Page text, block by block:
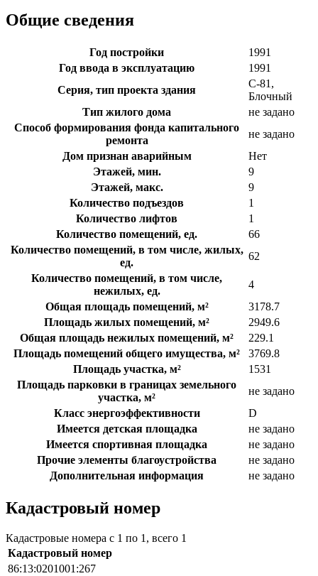
Общие сведения
Год постройки
1991
Год ввода в эксплуатацию
1991
Серия, тип проекта здания
С-81,
Блочный
Тип жилого дома
не задано
Способ формирования фонда капитального
ремонта
не задано
Дом признан аварийным
Нет
Этажей, мин.
9
Этажей, макс.
9
Количество подъездов
1
Количество лифтов
1
Количество помещений, ед.
66
Количество помещений, в том числе, жилых,
ед.
62
Количество помещений, в том числе,
нежилых, ед.
4
Общая площадь помещений, м²
3178.7
Площадь жилых помещений, м²
2949.6
Общая площадь нежилых помещений, м²
229.1
Площадь помещений общего имущества, м²
3769.8
Площадь участка, м²
1531
Площадь парковки в границах земельного
участка, м²
не задано
Класс энергоэффективности
D
Имеется детская площадка
не задано
Имеется спортивная площадка
не задано
Прочие элементы благоустройства
не задано
Дополнительная информация
не задано
Кадастровый номер
Кадастровые номера с 1 по 1, всего 1
Кадастровый номер
86:13:0201001:267